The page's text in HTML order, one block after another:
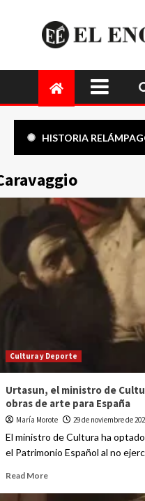
HISTORIA
Cultura y Deporte
Urtasun, el ministro de
obras de arte para España
María Morote 29 de noviembre de
El ministro de Cultura ha
el Patrimonio Español al no
Read More